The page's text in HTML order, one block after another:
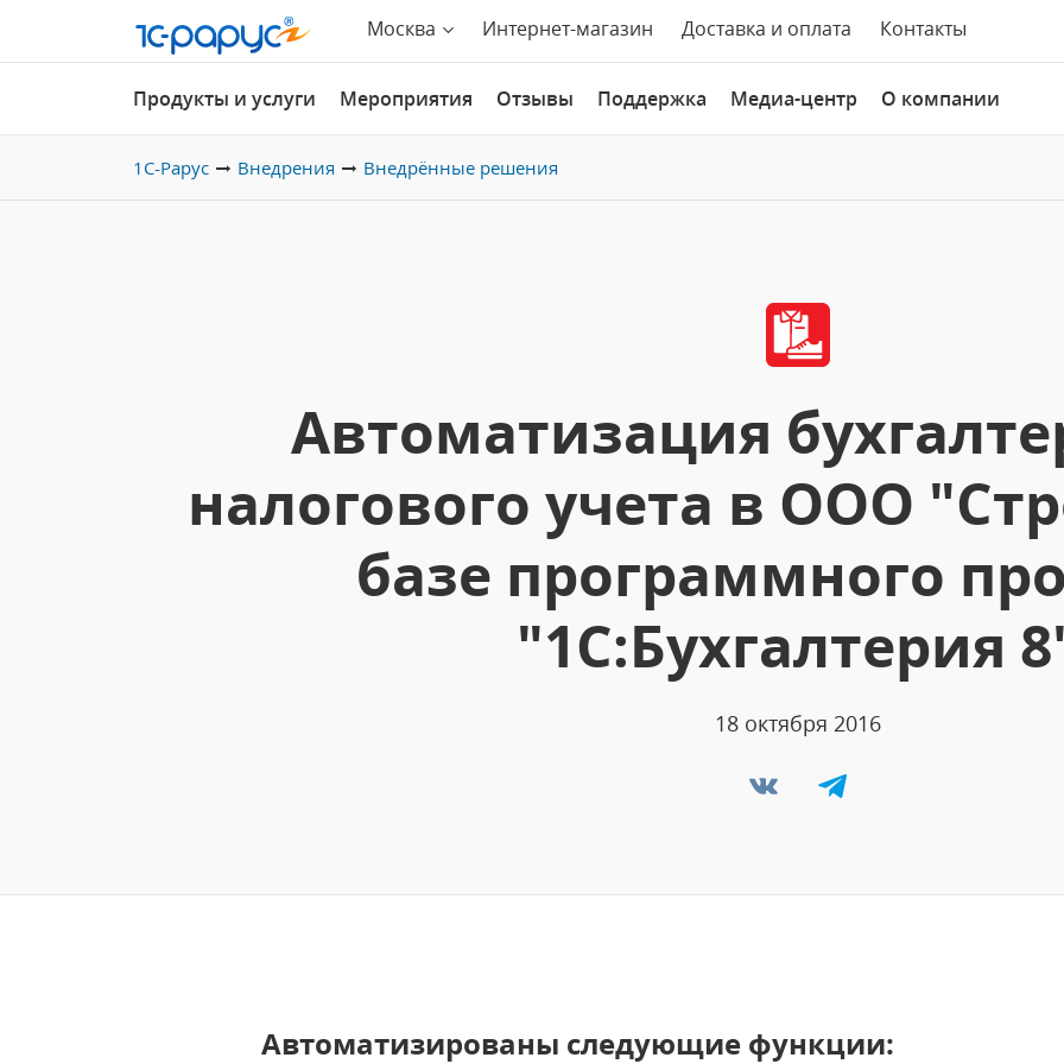
Москва Интернет-магазин Доставка и оплата Контакты
Продукты и услуги Мероприятия Отзывы Поддержка Медиа-центр О компании
1С-Рарус Внедрения Внедрённые решения
Автоматизация
налогового учета в ООО
базе программного
"1С:Бухгалтерия
18 октября 2016
Автоматизированы следующие функции: